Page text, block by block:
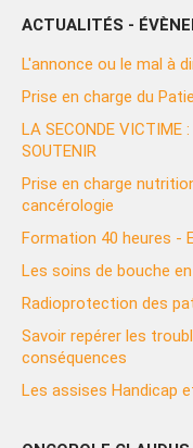
ACTUALITÉS -
L'annonce ou le mal à
Prise en charge du
LA SECONDE VICTIME :
SOUTENIR
Prise en charge
cancérologie
Formation 40 heures -
Les soins de bouche
Radioprotection des
Savoir repérer les
conséquences
Les assises Handicap